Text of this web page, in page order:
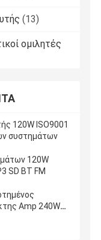
(13)
ομιλητές
120W ISO9001
συστημάτων
120W
SD BT FM
Amp 240W